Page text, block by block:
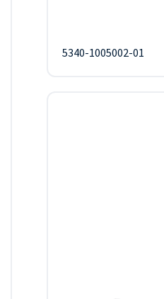
5340-1005002-01